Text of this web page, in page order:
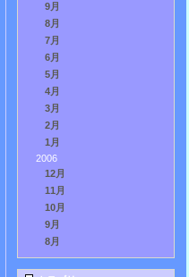
9月
8月
7月
6月
5月
4月
3月
2月
1月
2006
12月
11月
10月
9月
8月